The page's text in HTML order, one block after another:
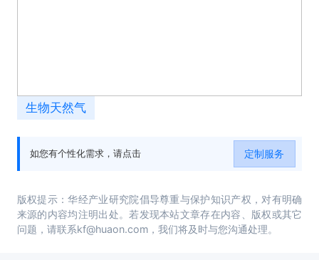
生物天然气
如您有个性化需求，请点击 定制服务
版权提示：华经产业研究院倡导尊重与保护知识产权，对有明确
来源的内容均注明出处。若发现本站文章存在内容、版权或其它
问题，请联系kf@huaon.com，我们将及时与您沟通处理。